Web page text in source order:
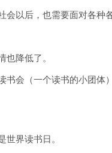
会以后，也需要面对各种
也降低了。
书会（一个读书的小团体
世界读书日。